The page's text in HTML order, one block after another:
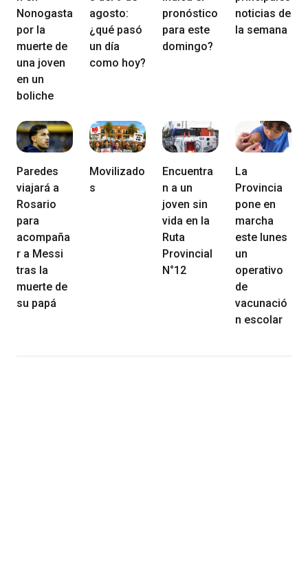
Nonogasta
por la
muerte de
una joven
en un
boliche
agosto:
¿qué pasó
un día
como hoy?
pronóstico
para este
domingo?
noticias de
la semana
Paredes
viajará a
Rosario
para
acompaña
r a Messi
tras la
muerte de
su papá
Movilizado
s
Encuentra
n a un
joven sin
vida en la
Ruta
Provincial
N°12
La
Provincia
pone en
marcha
este lunes
un
operativo
de
vacunació
n escolar